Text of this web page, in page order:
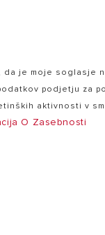
da je moje soglasje
podjetju za
aktivnosti v
O Zasebnosti